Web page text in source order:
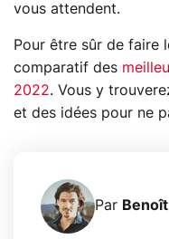
vous attendent.
Pour être sûr de faire
comparatif des
2022. Vous y
et des idées pour ne
Par